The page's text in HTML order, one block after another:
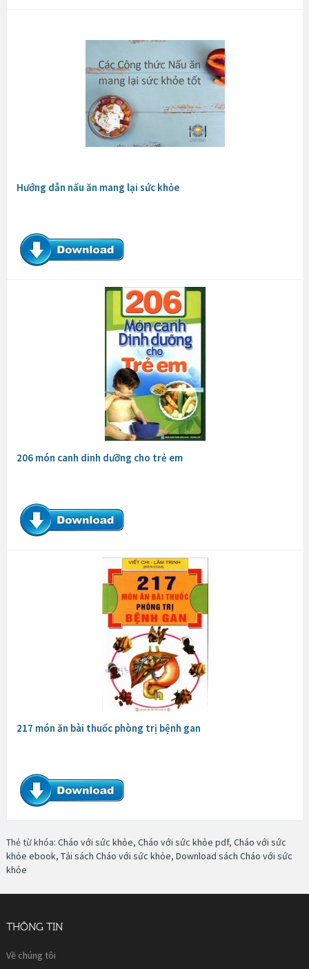
Hướng dẫn nấu ăn mang lại sức khỏe
206 món canh dinh dưỡng cho trẻ em
217 món ăn bài thuốc phòng trị bệnh gan
Thẻ từ khóa: Cháo với sức khỏe, Cháo với sức khỏe pdf, Cháo với sức
khỏe ebook, Tải sách Cháo với sức khỏe, Download sách Cháo với sức
khỏe
THÔNG TIN
Về chúng tôi